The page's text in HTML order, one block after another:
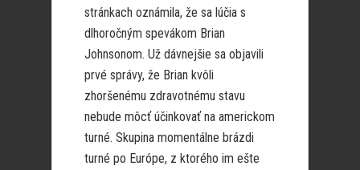
stránkach oznámila, že sa lúčia s
dlhoročným spevákom Brian
Johnsonom. Už dávnejšie sa objavili
prvé správy, že Brian kvôli
zhoršenému zdravotnému stavu
nebude môcť účinkovať na americkom
turné. Skupina momentálne brázdi
turné po Európe, z ktorého im ešte